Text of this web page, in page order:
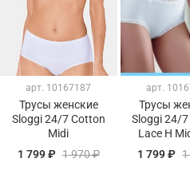
арт. 10167187
Трусы женские
Sloggi 24/7 Cotton
Midi
1 799 ₽ 1 970 ₽
арт.
Трусы
Sloggi 24/
Lace H
1 799 ₽